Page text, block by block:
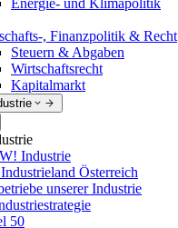
Energie- und Klimapolitik
, Finanzpolitik & Recht
Steuern & Abgaben
Wirtschaftsrecht
Kapitalmarkt
Industrie
Österreich
unserer Industrie
50